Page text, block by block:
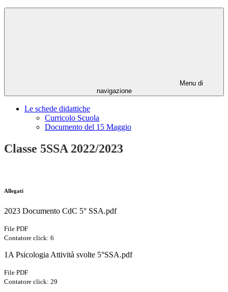
Menu di
navigazione
Le schede didattiche
Curricolo Scuola
Documento del 15 Maggio
Classe 5SSA 2022/2023
Allegati
2023 Documento CdC 5° SSA.pdf
File PDF
Contatore click: 6
1A Psicologia Attività svolte 5°SSA.pdf
File PDF
Contatore click: 29